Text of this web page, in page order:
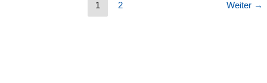
1 2 Weiter →